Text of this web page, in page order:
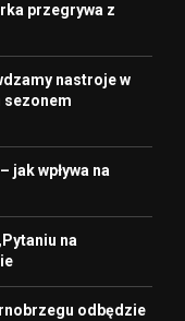
przegrywa z
nastroje w
sezonem
jak wpływa na
na
odbędzie